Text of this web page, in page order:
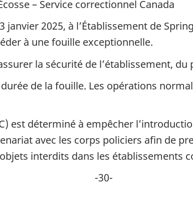
– Service correctionnel Canada
2025, à l’Établissement de
à une fouille exceptionnelle.
la sécurité de l’établissement,
de la fouille. Les opérations
est déterminé à empêcher
avec les corps policiers afin de
interdits dans les établissements
-30-